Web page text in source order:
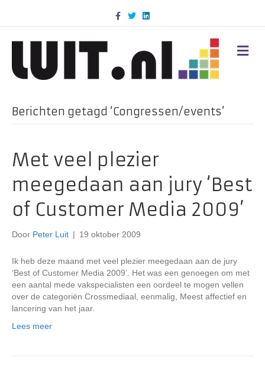
c
k
T
w
i
n
d
M
E
Berichten getagd ‘Congressen/events’
Met veel plezier
meegedaan aan jury ‘Best
of Customer Media 2009’
Door Peter Luit | 19 oktober 2009
Ik heb deze maand met veel plezier meegedaan aan de jury
‘Best of Customer Media 2009’. Het was een genoegen om met
een aantal mede vakspecialisten een oordeel te mogen vellen
over de categoriën Crossmediaal, eenmalig, Meest affectief en
lancering van het jaar.
Lees meer